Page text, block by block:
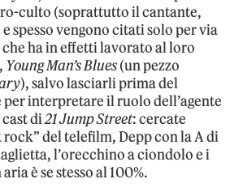
culto (soprattutto il cantante,
spesso vengono citati solo per via
ha in effetti lavorato al loro
Young Man’s Blues(un pezzo
), salvo lasciarli prima del
interpretare il ruolo dell’agente
cast di21 Jump Street: cercate
rock” del telefilm, Depp con la A di
l’orecchino a ciondolo e i
è se stesso al 100%.